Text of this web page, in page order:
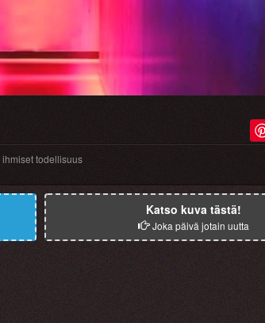
ihmisettodellisuus
Katso kuva tästä!
Joka päivä jotain uutta